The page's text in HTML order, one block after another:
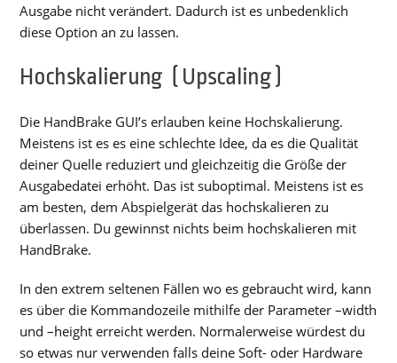
Ausgabe nicht verändert. Dadurch ist es unbedenklich
diese Option an zu lassen.
Hochskalierung (Upscaling)
Die HandBrake GUI’s erlauben keine Hochskalierung.
Meistens ist es es eine schlechte Idee, da es die Qualität
deiner Quelle reduziert und gleichzeitig die Größe der
Ausgabedatei erhöht. Das ist suboptimal. Meistens ist es
am besten, dem Abspielgerät das hochskalieren zu
überlassen. Du gewinnst nichts beim hochskalieren mit
HandBrake.
In den extrem seltenen Fällen wo es gebraucht wird, kann
es über die Kommandozeile mithilfe der Parameter –width
und –height erreicht werden. Normalerweise würdest du
so etwas nur verwenden falls deine Soft- oder Hardware